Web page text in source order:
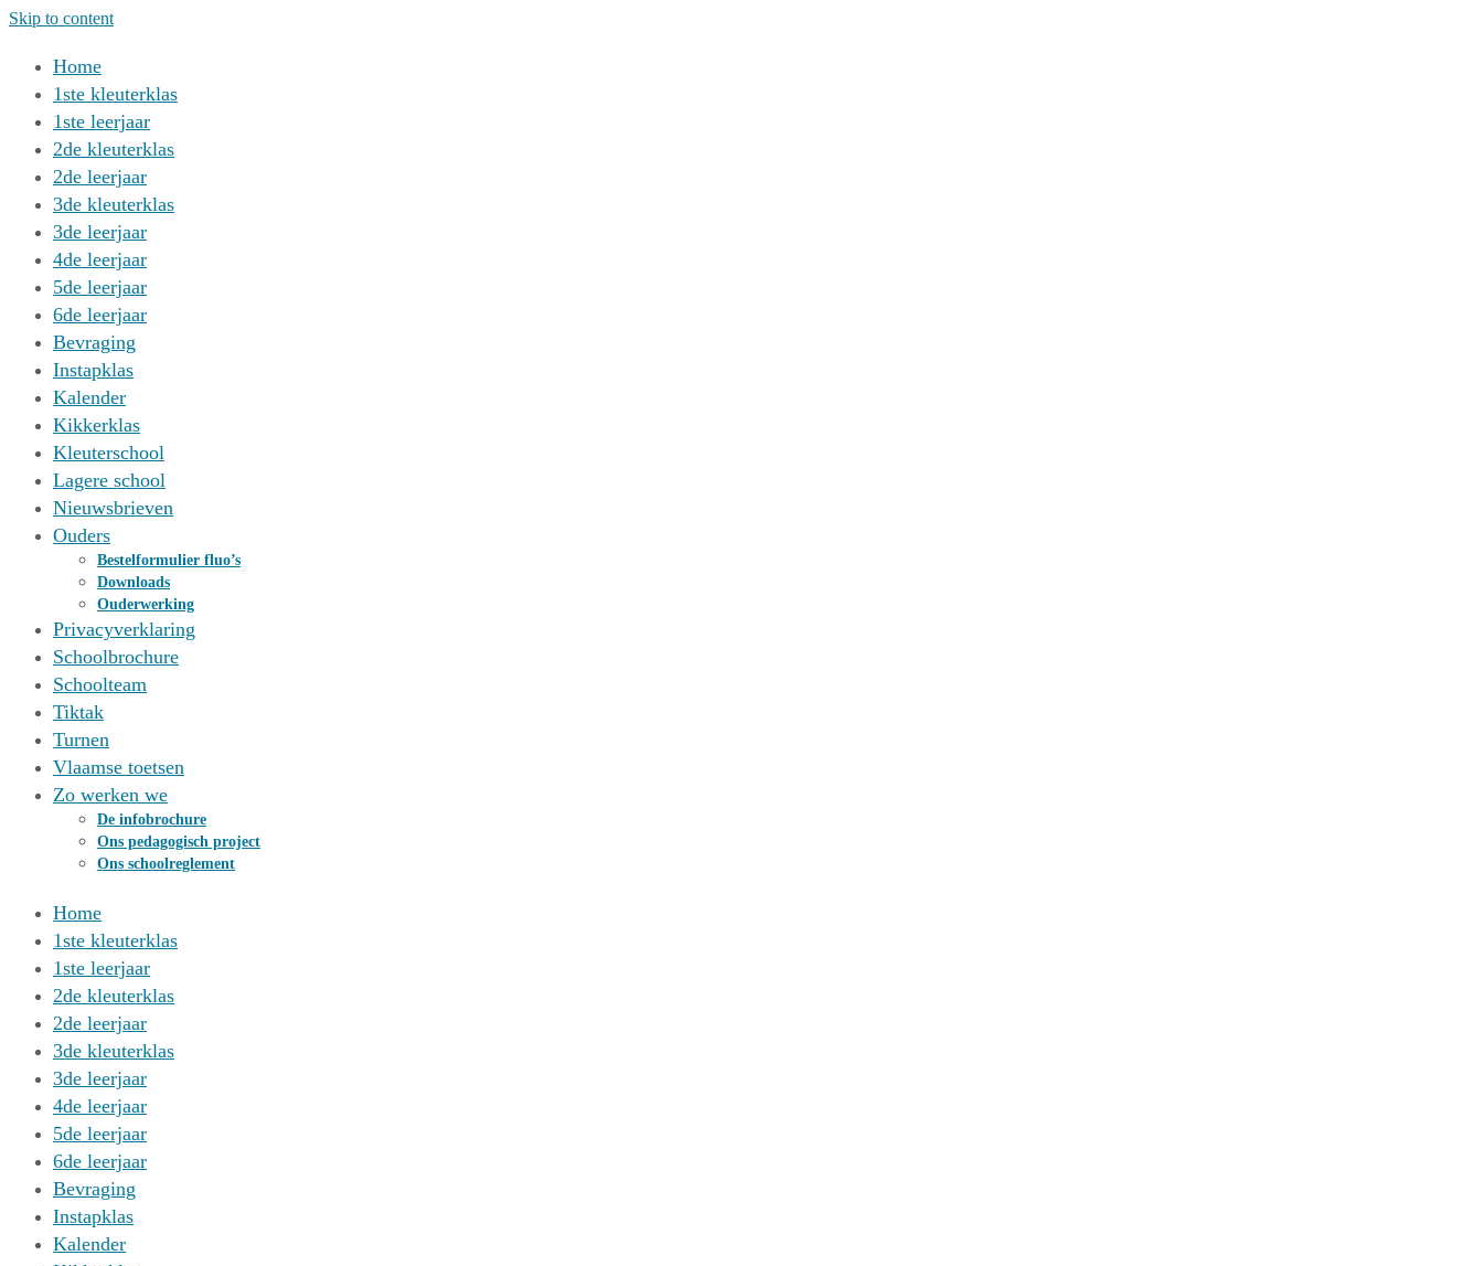
Skip to content
Home
1ste kleuterklas
1ste leerjaar
2de kleuterklas
2de leerjaar
3de kleuterklas
3de leerjaar
4de leerjaar
5de leerjaar
6de leerjaar
Bevraging
Instapklas
Kalender
Kikkerklas
Kleuterschool
Lagere school
Nieuwsbrieven
Ouders
Bestelformulier fluo’s
Downloads
Ouderwerking
Privacyverklaring
Schoolbrochure
Schoolteam
Tiktak
Turnen
Vlaamse toetsen
Zo werken we
De infobrochure
Ons pedagogisch project
Ons schoolreglement
Home
1ste kleuterklas
1ste leerjaar
2de kleuterklas
2de leerjaar
3de kleuterklas
3de leerjaar
4de leerjaar
5de leerjaar
6de leerjaar
Bevraging
Instapklas
Kalender